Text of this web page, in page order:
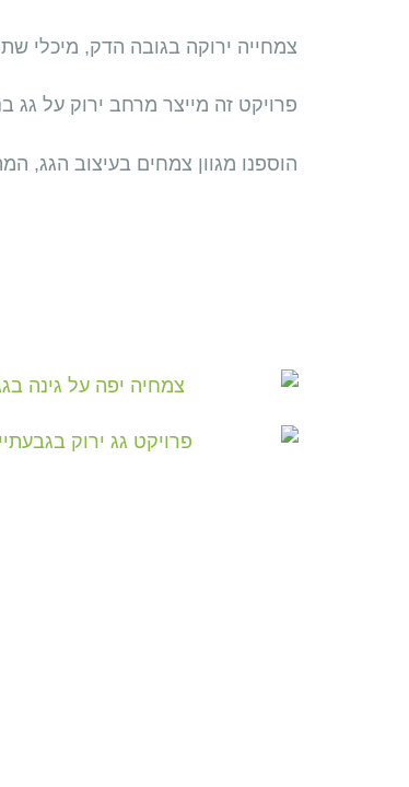
צמחייה ירוקה בגובה הדק, מיכלי
פרויקט זה מייצר מרחב ירוק על גג
הוספנו מגוון צמחים בעיצוב הגג,